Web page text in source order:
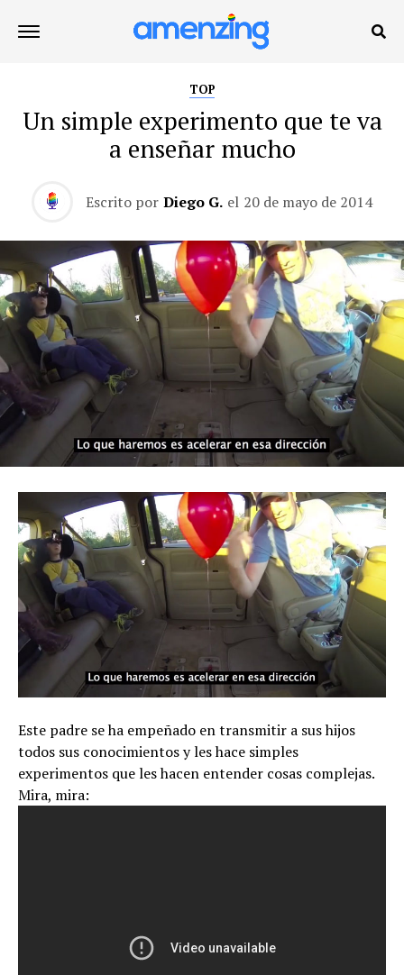
TOP
Un simple experimento que te va
a enseñar mucho
Escrito por Diego G. el 20 de mayo de 2014
Este padre se ha empeñado en transmitir a sus hijos
todos sus conocimientos y les hace simples
experimentos que les hacen entender cosas complejas.
Mira, mira: